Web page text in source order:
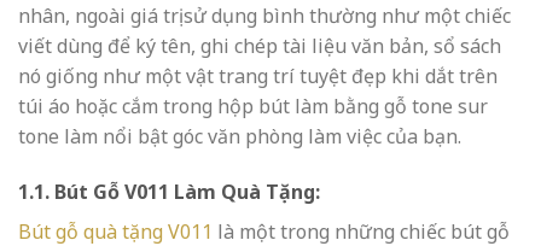
nhân, ngoài giá trị sử dụng bình thường như một chiếc
viết dùng để ký tên, ghi chép tài liệu văn bản, sổ sách
nó giống như một vật trang trí tuyệt đẹp khi dắt trên
túi áo hoặc cắm trong hộp bút làm bằng gỗ tone sur
tone làm nổi bật góc văn phòng làm việc của bạn.
1.1. Bút Gỗ V011 Làm Quà Tặng:
Bút gỗ quà tặng V011 là một trong những chiếc bút gỗ